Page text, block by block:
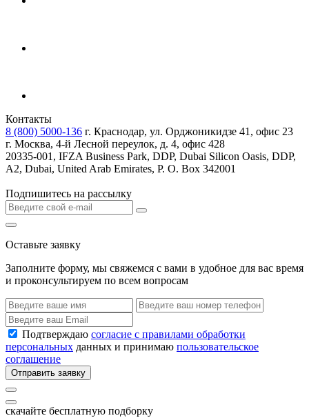
Контакты
8 (800) 5000-136 г. Краснодар, ул. Орджоникидзе 41, офис 23
г. Москва, 4-й Лесной переулок, д. 4, офис 428
20335-001, IFZA Business Park, DDP, Dubai Silicon Oasis, DDP,
A2, Dubai, United Arab Emirates, P. O. Box 342001
Подпишитесь на рассылку
Оставьте заявку
Заполните форму, мы свяжемся с вами в удобное для вас время
и проконсультируем по всем вопросам
Подтверждаю согласие с правилами обработки
персональных данных и принимаю пользовательское
соглашение
Отправить заявку
скачайте бесплатную подборку